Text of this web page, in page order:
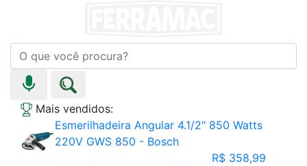
Mais vendidos:
Esmerilhadeira Angular 4.1/2" 850 Watts
220V GWS 850 - Bosch
R$ 358,99